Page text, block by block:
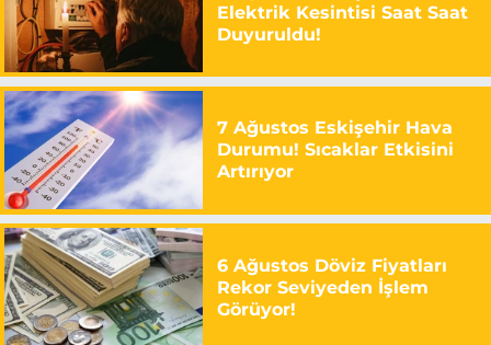
Elektrik Kesintisi Saat Saat
Duyuruldu!
7 Ağustos Eskişehir Hava
Durumu! Sıcaklar Etkisini
Artırıyor
6 Ağustos Döviz Fiyatları
Rekor Seviyeden İşlem
Görüyor!